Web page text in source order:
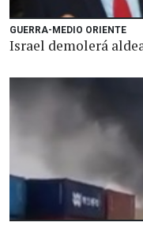
GUERRA-MEDIO ORIENTE
Israel demolerá